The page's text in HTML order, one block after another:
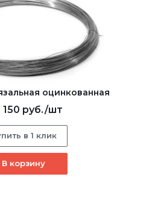
оцинкованная
150 руб./шт
в 1 клик
В корзину